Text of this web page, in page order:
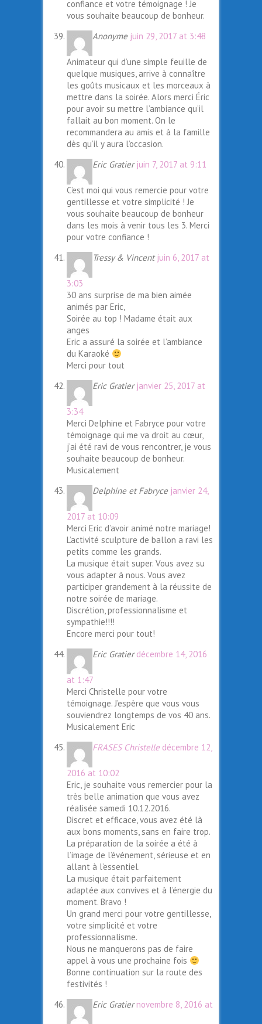
confiance et votre témoignage ! Je
vous souhaite beaucoup de bonheur.
Anonyme juin 29, 2017 at 3:48
Animateur qui d’une simple feuille de
quelque musiques, arrive à connaître
les goûts musicaux et les morceaux à
mettre dans la soirée. Alors merci Éric
pour avoir su mettre l’ambiance qu’il
fallait au bon moment. On le
recommandera au amis et à la famille
dès qu’il y aura l’occasion.
Eric Gratier juin 7, 2017 at 9:11
C’est moi qui vous remercie pour votre
gentillesse et votre simplicité ! Je
vous souhaite beaucoup de bonheur
dans les mois à venir tous les 3. Merci
pour votre confiance !
Tressy & Vincent juin 6, 2017 at
3:03
30 ans surprise de ma bien aimée
animés par Eric,
Soirée au top ! Madame était aux
anges
Eric a assuré la soirée et l’ambiance
du Karaoké
Merci pour tout
Eric Gratier janvier 25, 2017 at
3:34
Merci Delphine et Fabryce pour votre
témoignage qui me va droit au cœur,
j’ai été ravi de vous rencontrer, je vous
souhaite beaucoup de bonheur.
Musicalement
Delphine et Fabryce janvier 24,
2017 at 10:09
Merci Eric d’avoir animé notre mariage!
L’activité sculpture de ballon a ravi les
petits comme les grands.
La musique était super. Vous avez su
vous adapter à nous. Vous avez
participer grandement à la réussite de
notre soirée de mariage.
Discrétion, professionnalisme et
sympathie!!!!
Encore merci pour tout!
Eric Gratierdécembre 14, 2016
at 1:47
Merci Christelle pour votre
témoignage. J’espère que vous vous
souviendrez longtemps de vos 40 ans.
Musicalement Eric
FRASES Christelle décembre 12,
2016 at 10:02
Eric, je souhaite vous remercier pour la
très belle animation que vous avez
réalisée samedi 10.12.2016.
Discret et efficace, vous avez été là
aux bons moments, sans en faire trop.
La préparation de la soirée a été à
l’image de l’événement, sérieuse et en
allant à l’essentiel.
La musique était parfaitement
adaptée aux convives et à l’énergie du
moment. Bravo !
Un grand merci pour votre gentillesse,
votre simplicité et votre
professionnalisme.
Nous ne manquerons pas de faire
appel à vous une prochaine fois
Bonne continuation sur la route des
festivités !
Eric Gratiernovembre 8, 2016 at